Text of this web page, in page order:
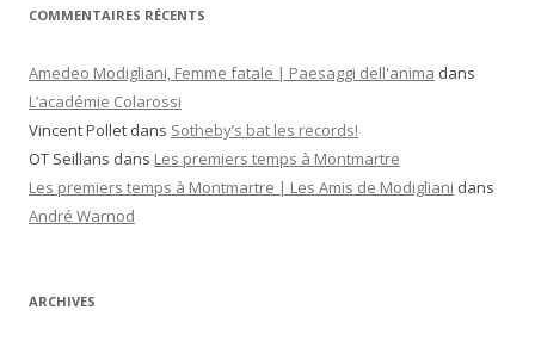
COMMENTAIRES RÉCENTS
Amedeo Modigliani, Femme fatale | Paesaggi dell'anima dans
L’académie Colarossi
Vincent Pollet dans Sotheby’s bat les records!
OT Seillans dans Les premiers temps à Montmartre
Les premiers temps à Montmartre | Les Amis de Modigliani dans
André Warnod
ARCHIVES